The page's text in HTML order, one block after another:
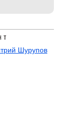
Шурупов